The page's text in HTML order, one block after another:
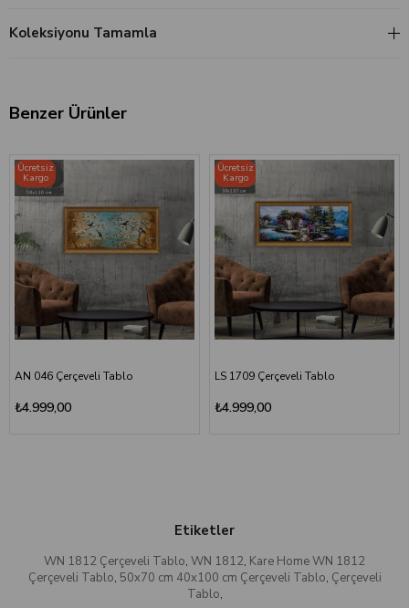
Koleksiyonu Tamamla
Benzer Ürünler
AN 046 Çerçeveli Tablo
₺4.999,00
Ücretsiz
Kargo
LS 1709 Çerçeveli Tablo
₺4.999,00
Ücretsiz
Kargo
Etiketler
WN 1812 Çerçeveli Tablo, WN 1812, Kare Home WN 1812
Çerçeveli Tablo, 50x70 cm 40x100 cm Çerçeveli Tablo, Çerçeveli
Tablo,